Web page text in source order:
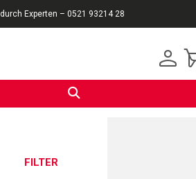
durch Experten – 0521 93214 28
FILTER